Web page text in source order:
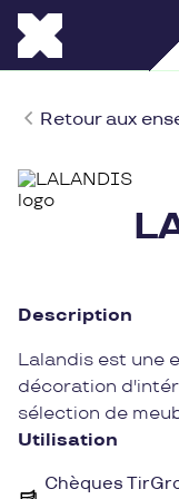
Retour aux
Description
Lalandis est une
décoration
sélection de
embellir votre
répondre à
Utilisation
Chèques